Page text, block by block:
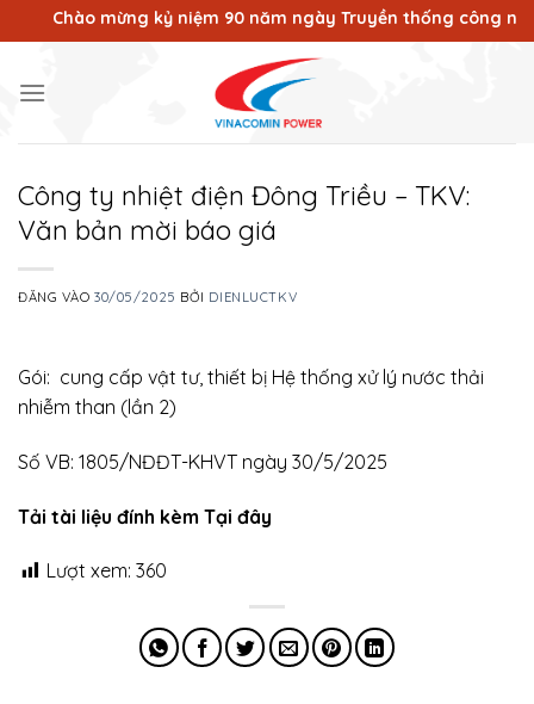
qua
dung
Chào mừng kỷ niệm 90 năm ngày Truyền thống công nhân
Công ty nhiệt điện Đông Triều – TKV:
Văn bản mời báo giá
ĐĂNG VÀO30/05/2025 BỞI DIENLUCTKV
Gói: cung cấp vật tư, thiết bị Hệ thống xử lý nước thải
nhiễm than (lần 2)
Số VB: 1805/NĐĐT-KHVT ngày 30/5/2025
Tải tài liệu đính kèm Tại đây
Lượt xem: 360